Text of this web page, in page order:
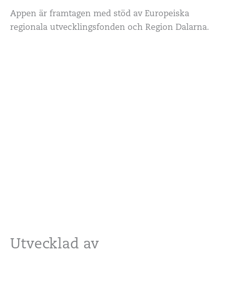
Appen är framtagen med stöd av Europeiska
regionala utvecklingsfonden och Region Dalarna.
Utvecklad av